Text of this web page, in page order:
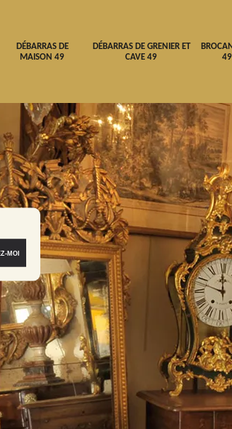
DÉBARRAS DE
MAISON 49
DÉBARRAS DE GRENIER ET
CAVE 49
49